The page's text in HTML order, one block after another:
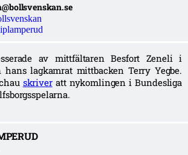
av mittfältaren Besfort Zeneli i
hans lagkamrat mittbacken Terry Yegbe.
skriveratt nykomlingen i Bundesliga